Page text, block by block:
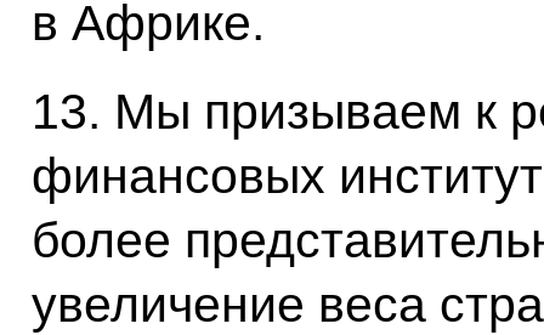
в Африке.
13. Мы призываем к
финансовых
более
увеличение веса